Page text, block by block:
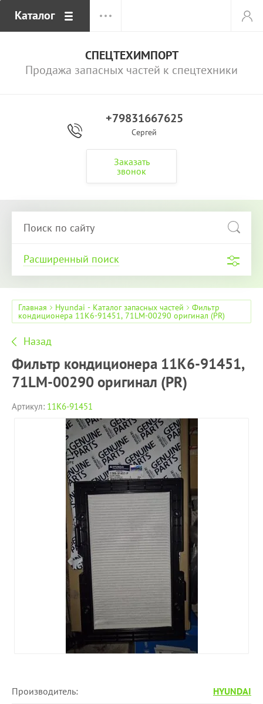
Каталог
СПЕЦТЕХИМПОРТ
Продажа запасных частей к спецтехники
+79831667625
Сергей
Заказать
звонок
Расширенный поиск
Главная Hyundai - Каталог запасных частей Фильтр
кондиционера 11K6-91451, 71LM-00290 оригинал (PR)
Назад
Фильтр кондиционера 11K6-91451,
71LM-00290 оригинал (PR)
Артикул: 11K6-91451
Производитель: HYUNDAI